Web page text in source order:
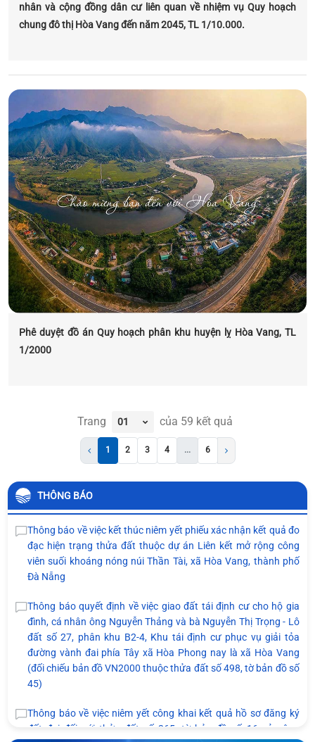
nhân và cộng đồng dân cư liên quan về nhiệm vụ Quy hoạch
chung đô thị Hòa Vang đến năm 2045, TL 1/10.000.
Phê duyệt đồ án Quy hoạch phân khu huyện lỵ Hòa Vang, TL
1/2000
Trang của 59 kết quả
1 2 3 4 ... 6
THÔNG BÁO
Thông báo về việc kết thúc niêm yết phiếu xác nhận kết quả đo
đạc hiện trạng thửa đất thuộc dự án Liên kết mở rộng công
viên suối khoáng nóng núi Thần Tài, xã Hòa Vang, thành phố
Đà Nẵng
Thông báo quyết định về việc giao đất tái định cư cho hộ gia
đình, cá nhân ông Nguyễn Thảng và bà Nguyễn Thị Trọng - Lô
đất số 27, phân khu B2-4, Khu tái định cư phục vụ giải tỏa
đường vành đai phía Tây xã Hòa Phong nay là xã Hòa Vang
(đối chiếu bản đồ VN2000 thuộc thửa đất số 498, tờ bản đồ số
45)
Thông báo về việc niêm yết công khai kết quả hồ sơ đăng ký
đất đai đối với thửa đất số 265, tờ bản đồ số 16 của ông